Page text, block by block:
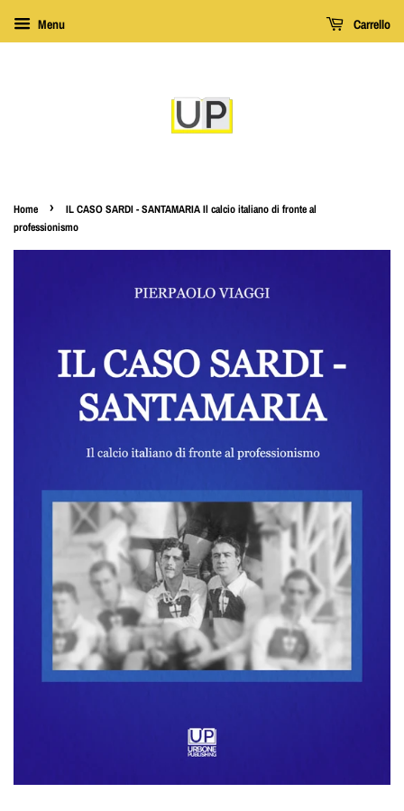
Menu Carrello
Home ›
IL CASO SARDI - SANTAMARIA Il calcio italiano di fronte al
professionismo